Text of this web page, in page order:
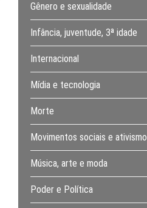
Gênero e sexualidade
Infância, juventude, 3ª idade
Internacional
Mídia e tecnologia
Morte
Movimentos sociais e ativismo
Música, arte e moda
Poder e Política